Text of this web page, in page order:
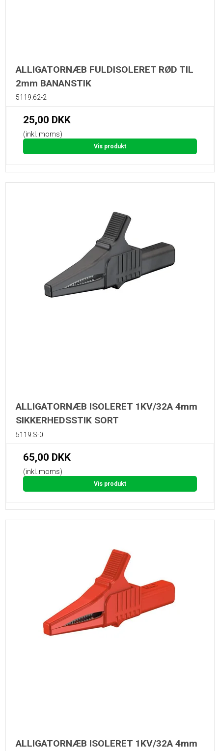
ALLIGATORNÆB FULDISOLERET RØD TIL
2mm BANANSTIK
5119.62-2
25,00 DKK
(inkl. moms)
Vis produkt
ALLIGATORNÆB ISOLERET 1KV/32A 4mm
SIKKERHEDSSTIK SORT
5119.S-0
65,00 DKK
(inkl. moms)
Vis produkt
ALLIGATORNÆB ISOLERET 1KV/32A 4mm